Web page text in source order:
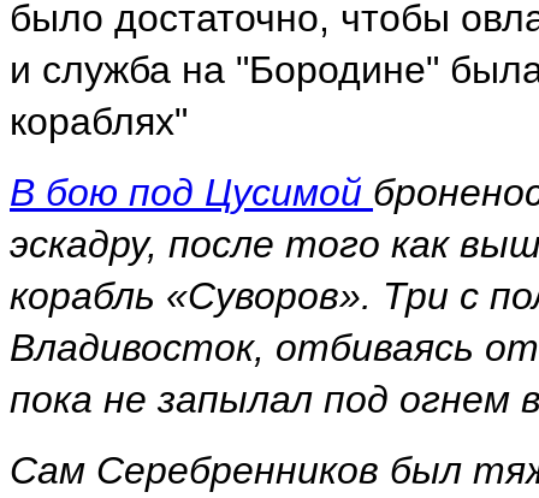
было достаточно, чтобы
и служба на "Бородине"
кораблях"
В бою под Цусимой
эскадру, после того как
корабль «Суворов». Три с
Владивосток, отбиваясь
пока не запылал под огнем
Сам Серебренников был